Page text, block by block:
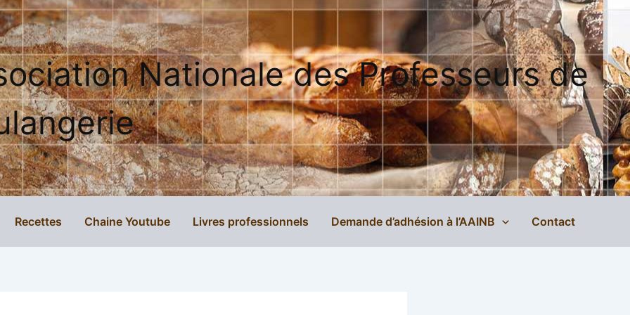
Nationale des Professeurs de
Recettes Chaine Youtube Livres professionnels Demande d’adhésion à l’AAINB Contact